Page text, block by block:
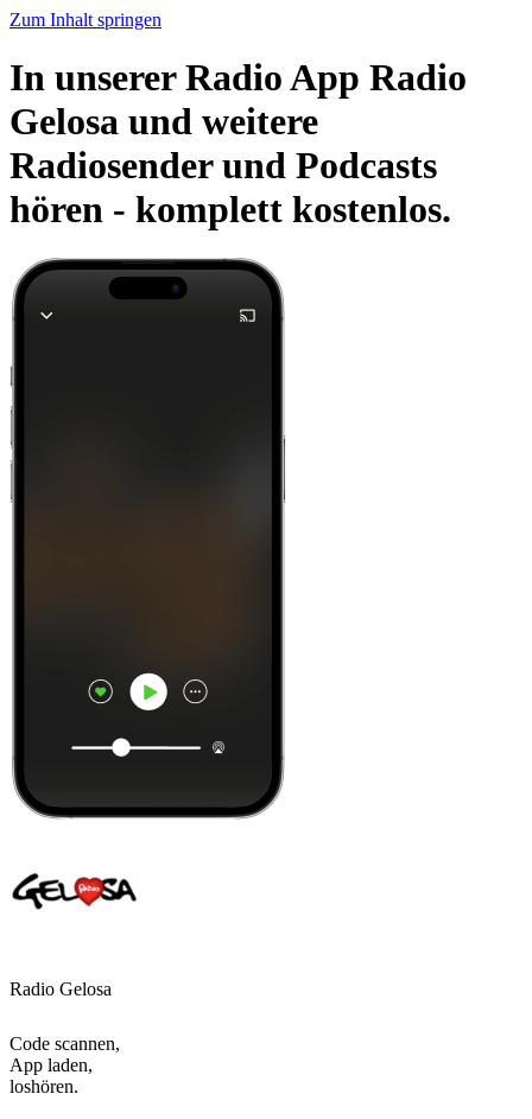
Zum Inhalt springen
In unserer Radio App Radio
Gelosa und weitere
Radiosender und Podcasts
hören - komplett kostenlos.
Radio Gelosa
Code scannen,
App laden,
loshören.